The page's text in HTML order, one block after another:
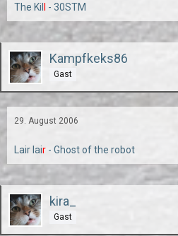
The Kil - 30STM
Kampfkeks86
Gast
29. August 2006
Lair lair - Ghost of the robot
kira_
Gast